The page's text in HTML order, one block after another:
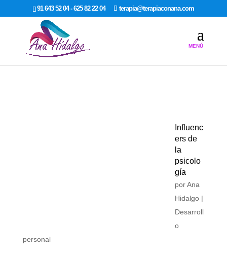
google-site-verification: google7dcda757e565a307.html
91 643 52 04 - 625 82 22 04 terapia@terapiaconana.com
Influenc
ers de
la
psicolo
gía
porAna
Hidalgo|
Desarroll
o
personal